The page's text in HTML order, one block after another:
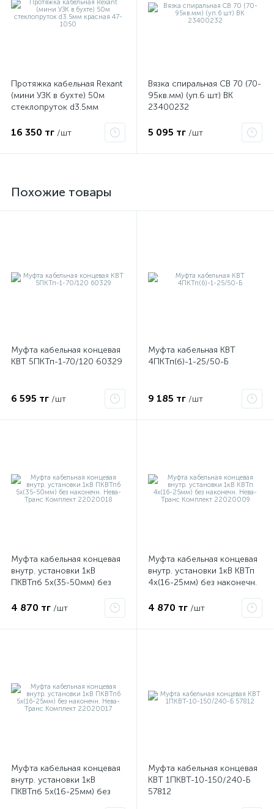
Протяжка кабельная Rexant
(мини УЗК в бухте) 50м
стеклопруток d3.5мм
16 350 тг /шт
Вязка спиральная СВ 70 (70-
95кв.мм) (уп.6 шт) ВК
23400232
5 095 тг /шт
Похожие товары
Муфта кабельная концевая
КВТ 5ПКТп-1-70/120 60329
6 595 тг /шт
Муфта кабельная КВТ
4ПКТп(б)-1-25/50-Б
9 185 тг /шт
Муфта кабельная концевая
внутр. установки 1кВ
ПКВТпб 5х(35-50мм) без
Комплект 22020018
4 870 тг /шт
Муфта кабельная концевая
внутр. установки 1кВ КВТп
4х(16-25мм) без наконечн.
22020009
4 870 тг /шт
Муфта кабельная концевая
внутр. установки 1кВ
ПКВТпб 5х(16-25мм) без
Муфта кабельная концевая
КВТ 1ПКВТ-10-150/240-Б
57812